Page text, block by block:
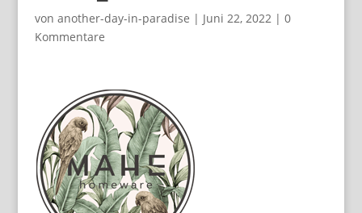
von another-day-in-paradise | Juni 22, 2022| 0
Kommentare